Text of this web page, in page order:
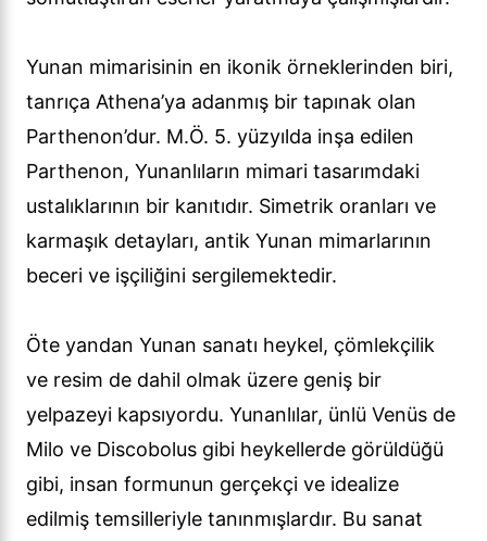
Yunan mimarisinin en ikonik örneklerinden biri,
tanrıça Athena’ya adanmış bir tapınak olan
Parthenon’dur. M.Ö. 5. yüzyılda inşa edilen
Parthenon, Yunanlıların mimari tasarımdaki
ustalıklarının bir kanıtıdır. Simetrik oranları ve
karmaşık detayları, antik Yunan mimarlarının
beceri ve işçiliğini sergilemektedir.
Öte yandan Yunan sanatı heykel, çömlekçilik
ve resim de dahil olmak üzere geniş bir
yelpazeyi kapsıyordu. Yunanlılar, ünlü Venüs de
Milo ve Discobolus gibi heykellerde görüldüğü
gibi, insan formunun gerçekçi ve idealize
edilmiş temsilleriyle tanınmışlardır. Bu sanat